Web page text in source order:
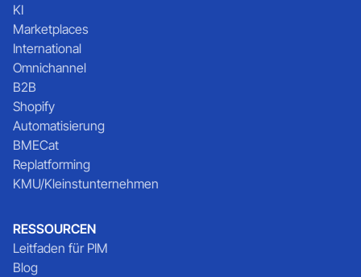
KI
Marketplaces
International
Omnichannel
B2B
Shopify
Automatisierung
BMECat
Replatforming
KMU/Kleinstunternehmen
RESSOURCEN
Leitfaden für PIM
Blog